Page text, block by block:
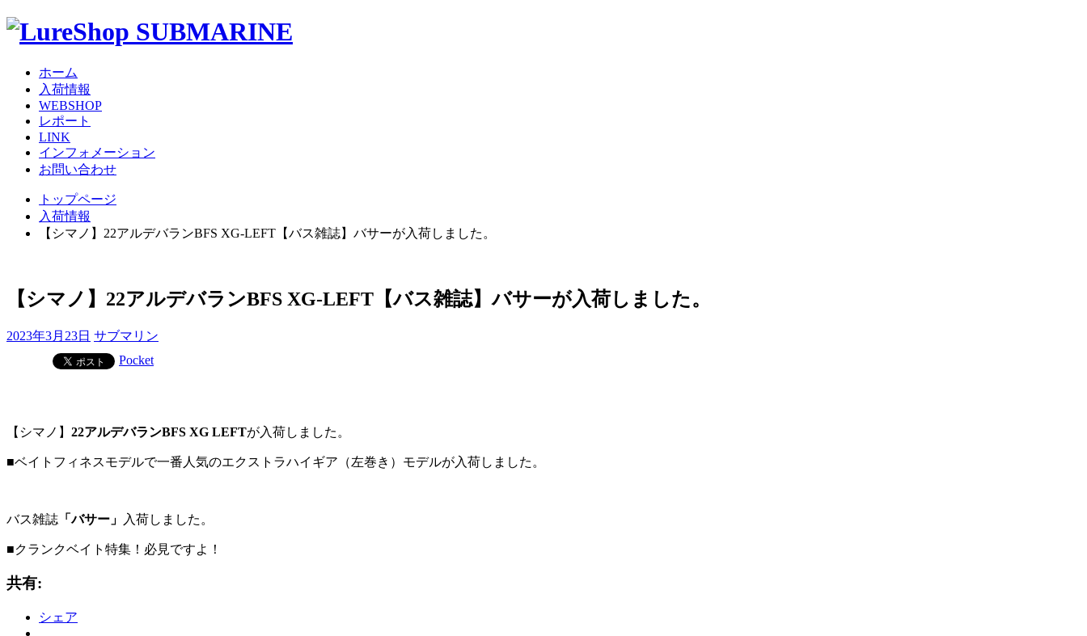
ホーム
入荷情報
WEBSHOP
レポート
LINK
インフォメーション
お問い合わせ
トップページ
入荷情報
【シマノ】22アルデバランBFS XG-LEFT【バス雑誌】バサーが入荷しました。
【シマノ】22アルデバランBFS XG-LEFT【バス雑誌】バサーが入荷しました。
2023年3月23日 サブマリン
Pocket
【シマノ】 22アルデバランBFS XG LEFTが入荷しました。
■ベイトフィネスモデルで一番人気のエクストラハイギア（左巻き）モデルが入荷しました。
バス雑誌 「バサー」 入荷しました。
■クランクベイト特集！必見ですよ！
共有:
シェア